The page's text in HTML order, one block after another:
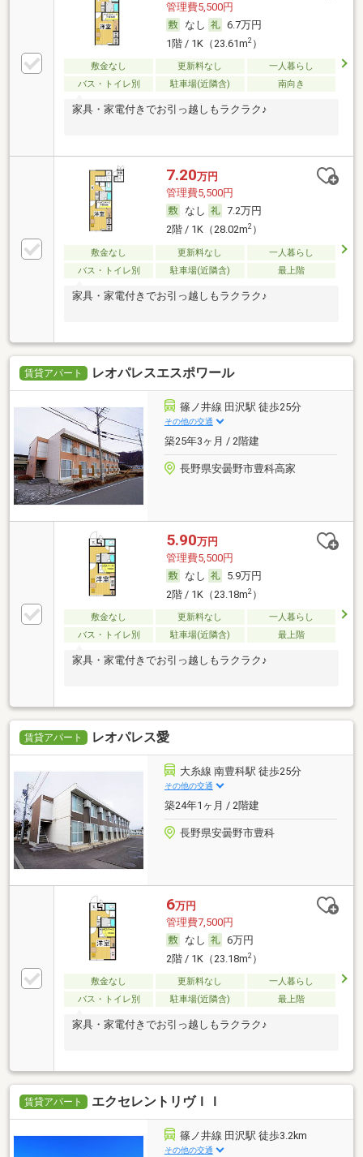
管理費5,500円
なし
6.7万円
1階 / 1K（23.61m2）
敷金なし 更新料なし
一人暮らし
バス・トイレ別
駐車場(近隣含) 南向き
家具・家電付きでお引っ越しもラクラク♪
7.20万円
管理費5,500円
なし
7.2万円
2階 / 1K（28.02m2）
敷金なし 更新料なし
一人暮らし
バス・トイレ別
駐車場(近隣含) 最上階
家具・家電付きでお引っ越しもラクラク♪
賃貸アパート レオパレスエスポワール
篠ノ井線 田沢駅 徒歩25分
その他の交通
築25年3ヶ月 / 2階建
長野県安曇野市豊科高家
5.90万円
管理費5,500円
なし
5.9万円
2階 / 1K（23.18m2）
敷金なし 更新料なし
一人暮らし
バス・トイレ別
駐車場(近隣含) 最上階
家具・家電付きでお引っ越しもラクラク♪
賃貸アパート レオパレス愛
大糸線 南豊科駅 徒歩25分
その他の交通
築24年1ヶ月 / 2階建
長野県安曇野市豊科
6万円
管理費7,500円
なし
6万円
2階 / 1K（23.18m2）
敷金なし 更新料なし
一人暮らし
バス・トイレ別
駐車場(近隣含) 最上階
家具・家電付きでお引っ越しもラクラク♪
賃貸アパート エクセレントリヴＩＩ
篠ノ井線 田沢駅 徒歩3.2km
その他の交通